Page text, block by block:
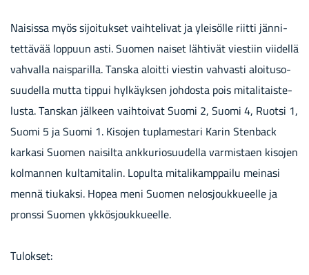
Nai­sis­sa myös si­joi­tuk­set vaih­te­li­vat ja ylei­söl­le riit­ti jän­ni­
tet­tä­vää lop­puun asti. Suo­men nai­set läh­ti­vät vies­tiin vii­del­lä
vah­val­la nais­pa­ril­la. Tans­ka aloit­ti vies­tin vah­vas­ti aloi­tuso­
suu­del­la mutta tip­pui hyl­käyk­sen joh­dos­ta pois mi­ta­li­tais­te­
lus­ta. Tans­kan jäl­keen vaih­toi­vat Suomi 2, Suomi 4, Ruot­si 1,
Suomi 5 ja Suomi 1. Ki­so­jen tupla­mes­ta­ri Karin Sten­back
kar­ka­si Suo­men nai­sil­ta ank­ku­rio­suu­del­la var­mis­taen ki­so­jen
kol­man­nen kul­ta­mi­ta­lin. Lo­pul­ta mi­ta­li­kamp­pai­lu mei­na­si
mennä tiu­kak­si. Hopea meni Suo­men ne­los­jouk­ku­eel­le ja
prons­si Suo­men yk­kös­jouk­ku­eel­le.
Tu­lok­set: